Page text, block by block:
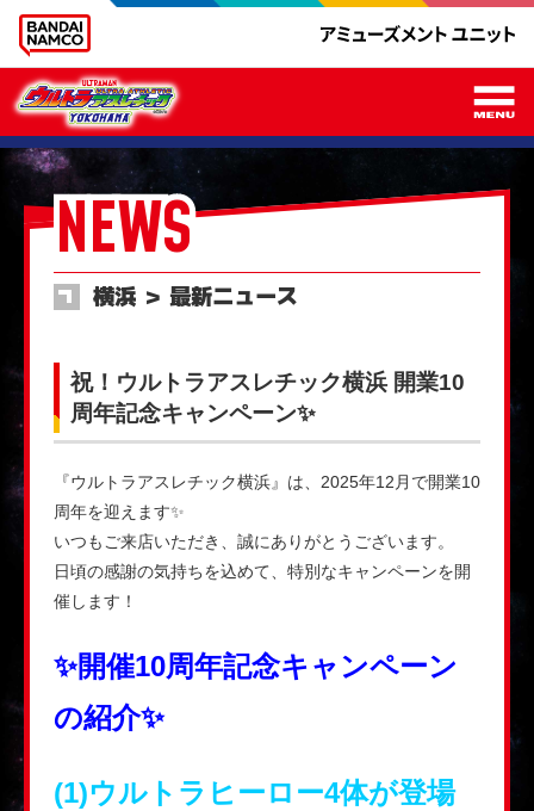
NEWS
横浜 ＞ 最新ニュース
祝！ウルトラアスレチック横浜 開業10
周年記念キャンペーン✨
『ウルトラアスレチック横浜』は、2025年12月で開業10
周年を迎えます✨
いつもご来店いただき、誠にありがとうございます。
日頃の感謝の気持ちを込めて、特別なキャンペーンを開
催します！
✨開催10周年記念キャンペーン
の紹介✨
(1)ウルトラヒーロー4体が登場